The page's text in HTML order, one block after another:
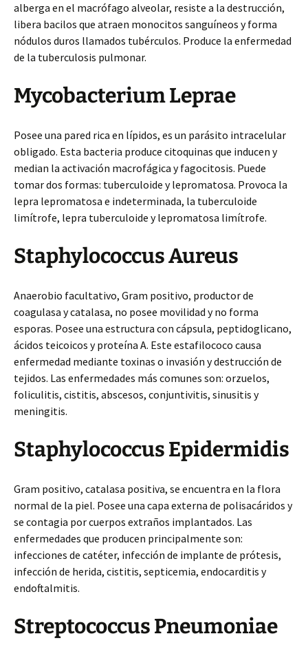
alberga en el macrófago alveolar, resiste a la destrucción,
libera bacilos que atraen monocitos sanguíneos y forma
nódulos duros llamados tubérculos. Produce la enfermedad
de la tuberculosis pulmonar.
Mycobacterium Leprae
Posee una pared rica en lípidos, es un parásito intracelular
obligado. Esta bacteria produce citoquinas que inducen y
median la activación macrofágica y fagocitosis. Puede
tomar dos formas: tuberculoide y lepromatosa. Provoca la
lepra lepromatosa e indeterminada, la tuberculoide
limítrofe, lepra tuberculoide y lepromatosa limítrofe.
Staphylococcus Aureus
Anaerobio facultativo, Gram positivo, productor de
coagulasa y catalasa, no posee movilidad y no forma
esporas. Posee una estructura con cápsula, peptidoglicano,
ácidos teicoicos y proteína A. Este estafilococo causa
enfermedad mediante toxinas o invasión y destrucción de
tejidos. Las enfermedades más comunes son: orzuelos,
foliculitis, cistitis, abscesos, conjuntivitis, sinusitis y
meningitis.
Staphylococcus Epidermidis
Gram positivo, catalasa positiva, se encuentra en la flora
normal de la piel. Posee una capa externa de polisacáridos y
se contagia por cuerpos extraños implantados. Las
enfermedades que producen principalmente son:
infecciones de catéter, infección de implante de prótesis,
infección de herida, cistitis, septicemia, endocarditis y
endoftalmitis.
Streptococcus Pneumoniae